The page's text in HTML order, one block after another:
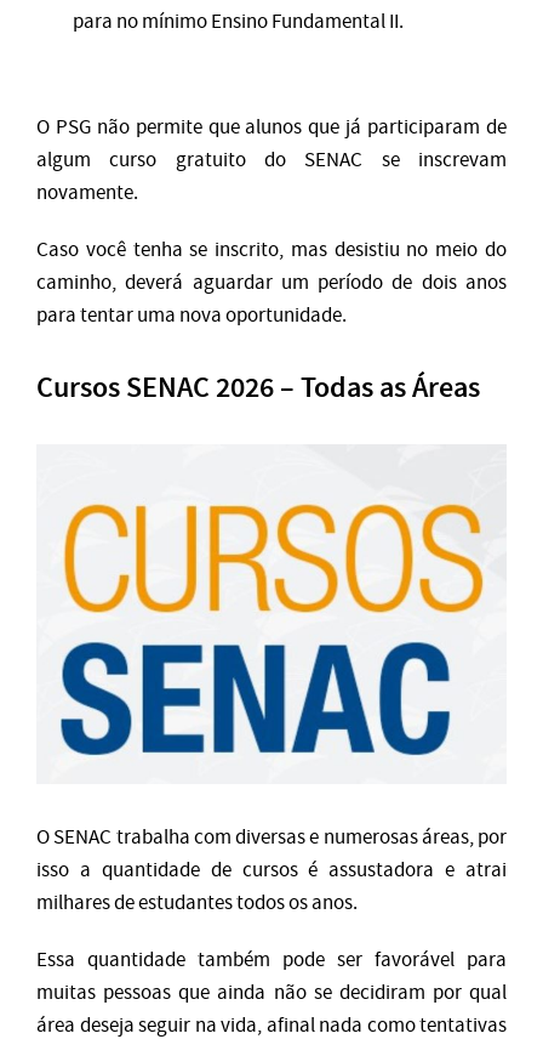
para no mínimo Ensino Fundamental II.
O PSG não permite que alunos que já participaram de
algum curso gratuito do SENAC se inscrevam
novamente.
Caso você tenha se inscrito, mas desistiu no meio do
caminho, deverá aguardar um período de dois anos
para tentar uma nova oportunidade.
Cursos SENAC 2026 – Todas as Áreas
O SENAC trabalha com diversas e numerosas áreas, por
isso a quantidade de cursos é assustadora e atrai
milhares de estudantes todos os anos.
Essa quantidade também pode ser favorável para
muitas pessoas que ainda não se decidiram por qual
área deseja seguir na vida, afinal nada como tentativas